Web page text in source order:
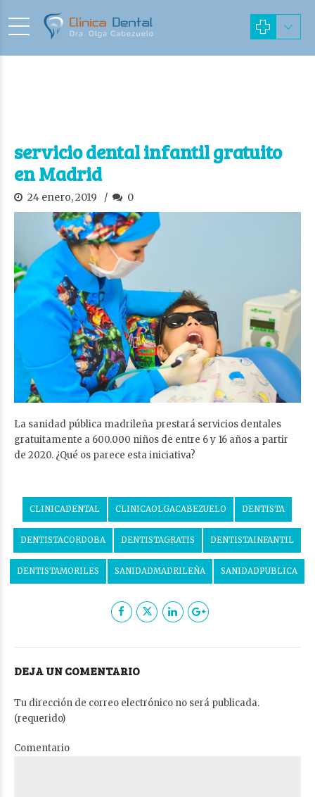
servicio dental infantil gratuito
en Madrid
24 enero, 2019 0
La sanidad pública madrileña prestará servicios dentales
gratuitamente a 600.000 niños de entre 6 y 16 años a partir
de 2020. ¿Qué os parece esta iniciativa?
CLINICADENTAL CLINICAOLGACABEZUELO DENTISTA
DENTISTACORDOBA DENTISTAGRATIS DENTISTAINFANTIL
DENTISTAMORILES SANIDADMADRILEÑA SANIDADPUBLICA
DEJA UN COMENTARIO
Tu dirección de correo electrónico no será publicada.
(requerido)
Comentario